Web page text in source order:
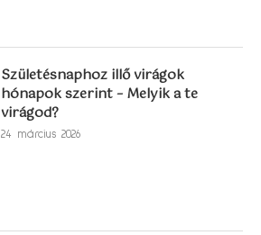
Születésnaphoz illő virágok
hónapok szerint – Melyik a te
virágod?
24 március 2026